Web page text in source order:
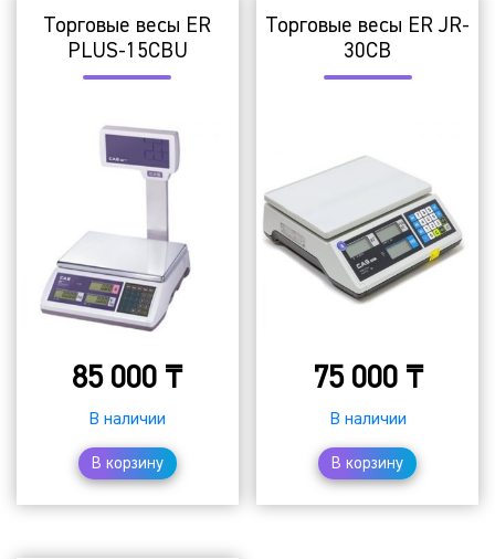
Торговые весы ER
PLUS-15CBU
85 000 ₸
В наличии
В корзину
Торговые весы ER JR-
30CB
75 000 ₸
В наличии
В корзину